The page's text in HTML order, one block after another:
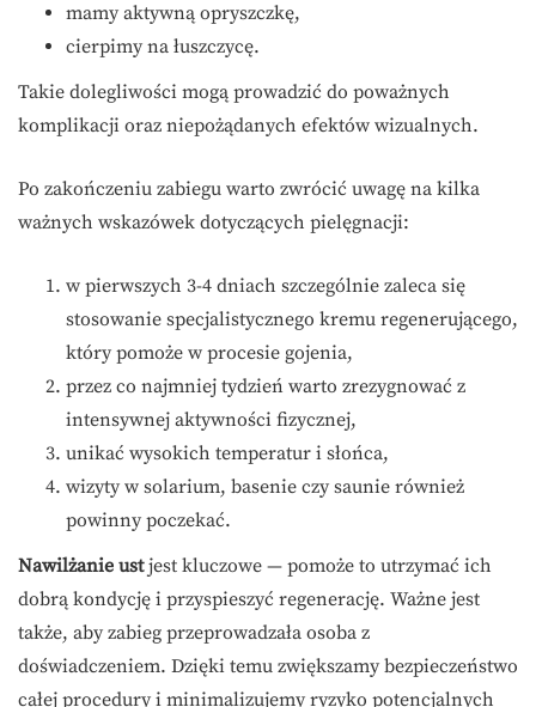
mamy aktywną opryszczkę,
cierpimy na łuszczycę.
Takie dolegliwości mogą prowadzić do poważnych
komplikacji oraz niepożądanych efektów wizualnych.
Po zakończeniu zabiegu warto zwrócić uwagę na kilka
ważnych wskazówek dotyczących pielęgnacji:
w pierwszych 3-4 dniach szczególnie zaleca się
stosowanie specjalistycznego kremu regenerującego,
który pomoże w procesie gojenia,
przez co najmniej tydzień warto zrezygnować z
intensywnej aktywności fizycznej,
unikać wysokich temperatur i słońca,
wizyty w solarium, basenie czy saunie również
powinny poczekać.
Nawilżanie ustjest kluczowe — pomoże to utrzymać ich
dobrą kondycję i przyspieszyć regenerację. Ważne jest
także, aby zabieg przeprowadzała osoba z
doświadczeniem. Dzięki temu zwiększamy bezpieczeństwo
całej procedury i minimalizujemy ryzyko potencjalnych